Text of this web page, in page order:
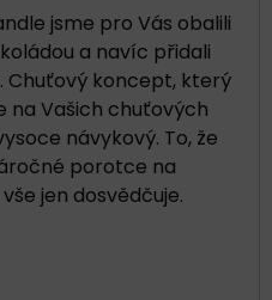
jsme pro Vás obalili
a navíc přidali
Chuťový koncept, který
na Vašich chuťových
návykový. To, že
porotce na
jen dosvědčuje.